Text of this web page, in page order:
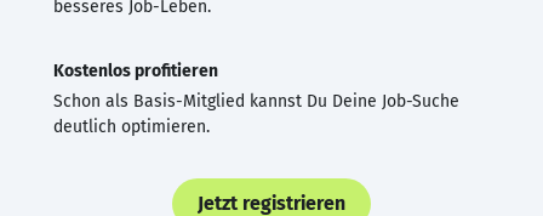
besseres Job-Leben.
Kostenlos profitieren
Schon als Basis-Mitglied kannst Du Deine Job-Suche
deutlich optimieren.
Jetzt registrieren